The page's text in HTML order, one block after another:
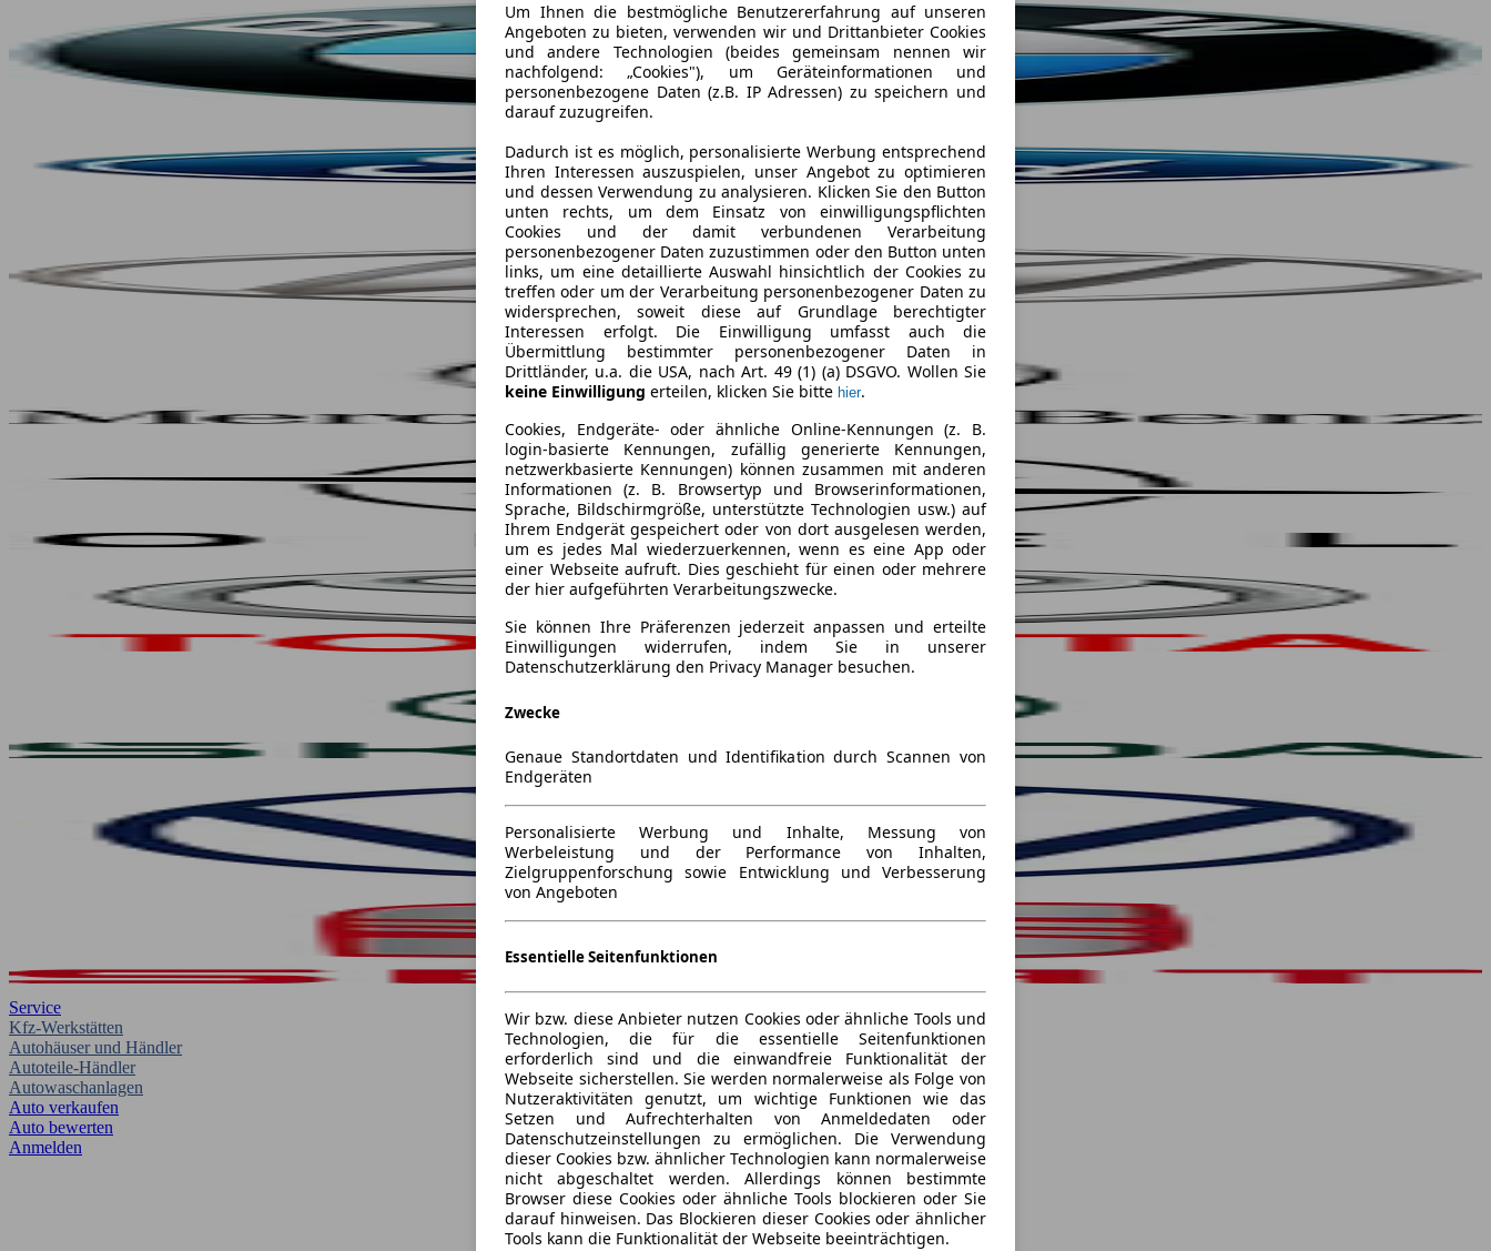
Service
Kfz-Werkstätten
Autohäuser und Händler
Autoteile-Händler
Autowaschanlagen
Auto verkaufen
Auto bewerten
Anmelden
Um Ihnen die bestmögliche Benutzererfahrung auf unseren
Angeboten zu bieten, verwenden wir und Drittanbieter Cookies
und andere Technologien (beides gemeinsam nennen wir
nachfolgend: „Cookies"), um Geräteinformationen und
personenbezogene Daten (z.B. IP Adressen) zu speichern und
darauf zuzugreifen.
Dadurch ist es möglich, personalisierte Werbung entsprechend
Ihren Interessen auszuspielen, unser Angebot zu optimieren
und dessen Verwendung zu analysieren. Klicken Sie den Button
unten rechts, um dem Einsatz von einwilligungspflichten
Cookies und der damit verbundenen Verarbeitung
personenbezogener Daten zuzustimmen oder den Button unten
links, um eine detaillierte Auswahl hinsichtlich der Cookies zu
treffen oder um der Verarbeitung personenbezogener Daten zu
widersprechen, soweit diese auf Grundlage berechtigter
Interessen erfolgt. Die Einwilligung umfasst auch die
Übermittlung bestimmter personenbezogener Daten in
Drittländer, u.a. die USA, nach Art. 49 (1) (a) DSGVO. Wollen Sie
keine Einwilligung erteilen, klicken Sie bitte hier.
Cookies, Endgeräte- oder ähnliche Online-Kennungen (z. B.
login-basierte Kennungen, zufällig generierte Kennungen,
netzwerkbasierte Kennungen) können zusammen mit anderen
Informationen (z. B. Browsertyp und Browserinformationen,
Sprache, Bildschirmgröße, unterstützte Technologien usw.) auf
Ihrem Endgerät gespeichert oder von dort ausgelesen werden,
um es jedes Mal wiederzuerkennen, wenn es eine App oder
einer Webseite aufruft. Dies geschieht für einen oder mehrere
der hier aufgeführten Verarbeitungszwecke.
Sie können Ihre Präferenzen jederzeit anpassen und erteilte
Einwilligungen widerrufen, indem Sie in unserer
Datenschutzerklärung den Privacy Manager besuchen.
Zwecke
Genaue Standortdaten und Identifikation durch Scannen von
Endgeräten
Personalisierte Werbung und Inhalte, Messung von
Werbeleistung und der Performance von Inhalten,
Zielgruppenforschung sowie Entwicklung und Verbesserung
von Angeboten
Essentielle Seitenfunktionen
Wir bzw. diese Anbieter nutzen Cookies oder ähnliche Tools und
Technologien, die für die essentielle Seitenfunktionen
erforderlich sind und die einwandfreie Funktionalität der
Webseite sicherstellen. Sie werden normalerweise als Folge von
Nutzeraktivitäten genutzt, um wichtige Funktionen wie das
Setzen und Aufrechterhalten von Anmeldedaten oder
Datenschutzeinstellungen zu ermöglichen. Die Verwendung
dieser Cookies bzw. ähnlicher Technologien kann normalerweise
nicht abgeschaltet werden. Allerdings können bestimmte
Browser diese Cookies oder ähnliche Tools blockieren oder Sie
darauf hinweisen. Das Blockieren dieser Cookies oder ähnlicher
Tools kann die Funktionalität der Webseite beeinträchtigen.